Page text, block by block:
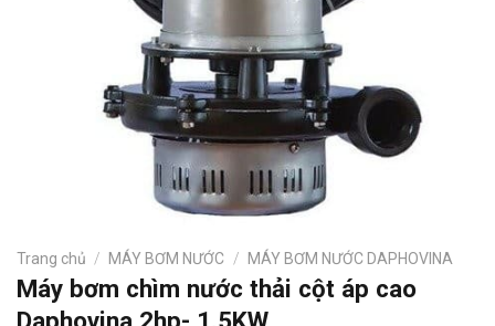
Trang chủ / MÁY BƠM NƯỚC / MÁY BƠM NƯỚC DAPHOVINA
Máy bơm chìm nước thải cột áp cao